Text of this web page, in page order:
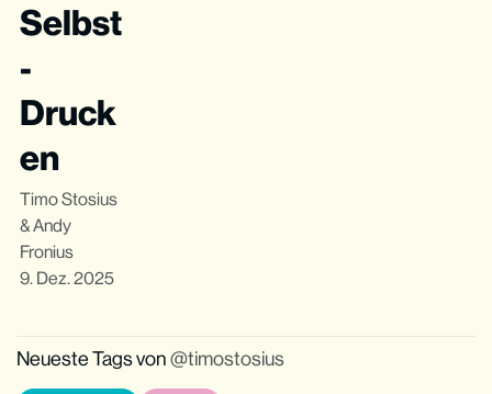
Selbst
-
Druck
en
Timo Stosius
&Andy
Fronius
9. Dez. 2025
Neueste Tags von timostosius